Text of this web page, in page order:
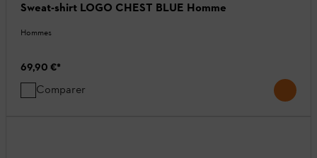
Sweat-shirt LOGO CHEST BLUE Homme
Hommes
69,90 €*
Comparer